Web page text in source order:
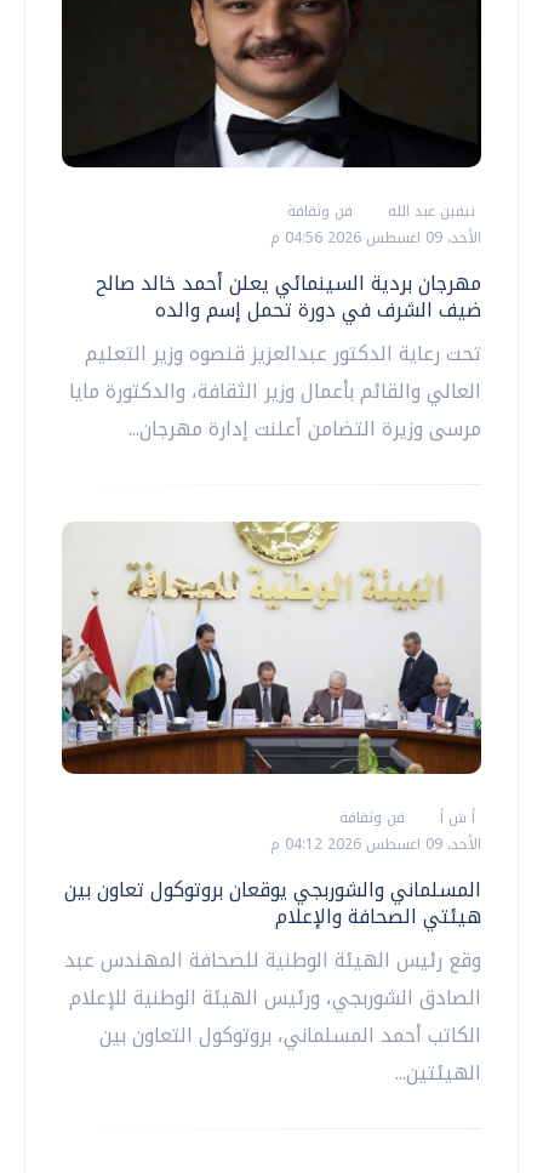
نيفين عبد الله
فن وثقافة
الأحد، 09 اغسطس 2026 04:56 م
مهرجان بردية السينمائي يعلن أحمد خالد صالح
ضيف الشرف في دورة تحمل إسم والده
تحت رعاية الدكتور عبدالعزيز قنصوه وزير التعليم
العالي والقائم بأعمال وزير الثقافة، والدكتورة مايا
مرسى وزيرة التضامن أعلنت إدارة مهرجان...
أ ش أ
فن وثقافة
الأحد، 09 اغسطس 2026 04:12 م
المسلماني والشوربجي يوقعان بروتوكول تعاون بين
هيئتي الصحافة والإعلام
وقع رئيس الهيئة الوطنية للصحافة المهندس عبد
الصادق الشوربجي، ورئيس الهيئة الوطنية للإعلام
الكاتب أحمد المسلماني، بروتوكول التعاون بين
الهيئتين...